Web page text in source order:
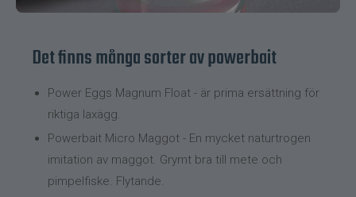
Det finns många sorter av powerbait
Power Eggs Magnum Float - är prima ersättning för
riktiga laxägg.
Powerbait Micro Maggot - En mycket naturtrogen
imitation av maggot. Grymt bra till mete och
pimpelfiske. Flytande.